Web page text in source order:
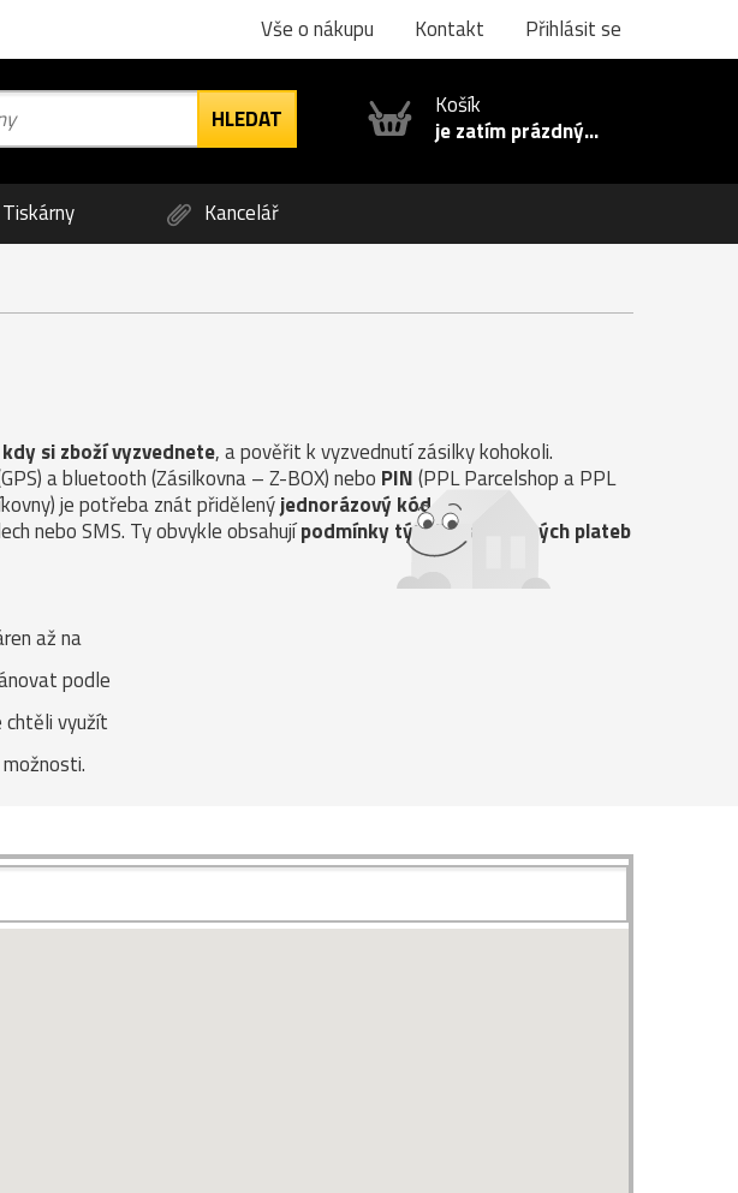
Vše o nákupu Kontakt Přihlásit se
Košík
je zatím prázdný...
Tiskárny Kancelář
si zboží vyzvednete, a pověřit k vyzvednutí zásilky kohokoli.
a bluetooth (Zásilkovna – Z-BOX) nebo PIN(PPL Parcelshop a PPL
je potřeba znát přidělenýjednorázový kód
nebo SMS. Ty obvykle obsahujípodmínky týkající se možných plateb
až na
podle
chtěli využít